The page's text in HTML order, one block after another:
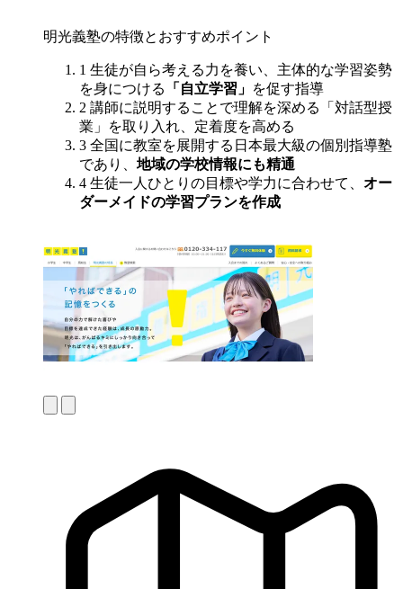
明光義塾の特徴とおすすめポイント
1 生徒が自ら考える力を養い、主体的な学習姿勢
を身につける
「自立学習」 を促す指導
2 講師に説明することで理解を深める「対話型授
業」を取り入れ、定着度を高める
3 全国に教室を展開する日本最大級の個別指導塾
であり、 地域の学校情報にも精通
4 生徒一人ひとりの目標や学力に合わせて、 オー
ダーメイドの学習プランを作成